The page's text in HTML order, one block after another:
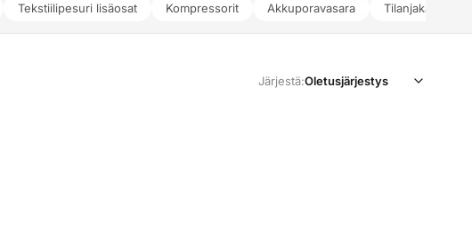
Tekstiilipesuri lisäosat Kompressorit Akkuporavasara Tilanjakajat
Järjestä: